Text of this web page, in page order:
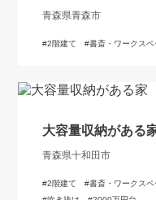
青森県青森市
2階建て 書斎・ワークスペ
大容量収納がある
青森県十和田市
2階建て 書斎・ワークスペ